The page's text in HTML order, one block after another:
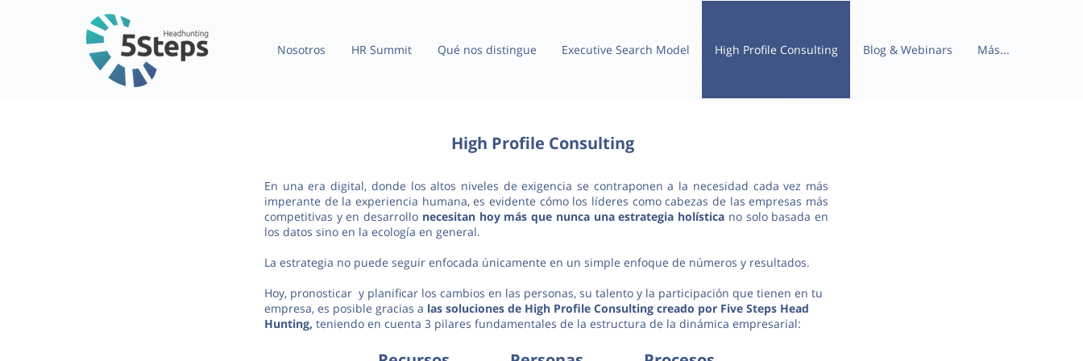
Nosotros HR Summit Qué nos distingue Executive Search Model High Profile Consulting Blog & Webinars Más...
High Profile Consulting
En una era digital, donde los altos niveles de exigencia se contraponen a la necesidad cada vez más
imperante de la experiencia humana, es evidente cómo los líderes como cabezas de las empresas más
competitivas y en desarrollo necesitan hoy más que nunca una estrategia holística no solo basada en
los datos sino en la ecología en general.
La estrategia no puede seguir enfocada únicamente en un simple enfoque de números y resultados.
Hoy, pronosticar y planificar los cambios en las personas, su talento y la participación que tienen en tu
empresa, es posible gracias a las soluciones de High Profile Consulting creado por Five Steps Head
Hunting, teniendo en cuenta 3 pilares fundamentales de la estructura de la dinámica empresarial: